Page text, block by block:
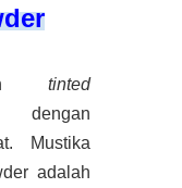
tinted
dengan
Mustika
adalah